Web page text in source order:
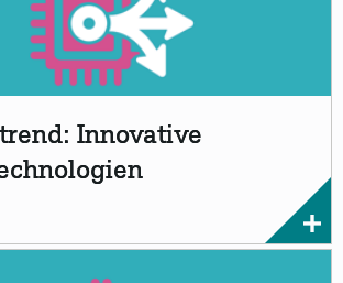
Innovative